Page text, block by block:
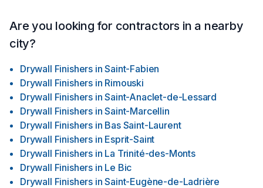
Are you looking for contractors in a nearby
city?
Drywall Finishers in Saint-Fabien
Drywall Finishers in Rimouski
Drywall Finishers in Saint-Anaclet-de-Lessard
Drywall Finishers in Saint-Marcellin
Drywall Finishers in Bas Saint-Laurent
Drywall Finishers in Esprit-Saint
Drywall Finishers in La Trinité-des-Monts
Drywall Finishers in Le Bic
Drywall Finishers in Saint-Eugène-de-Ladrière